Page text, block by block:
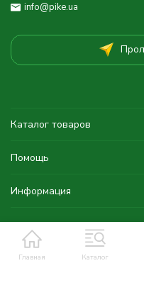
Главная Каталог
info@pike.ua
Каталог товаров
Помощь
Информация